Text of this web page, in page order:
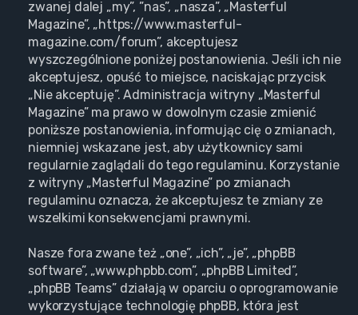
zwanej dalej „my”, ”nas”, „nasza”, „Masterful
Magazine”, „https://www.masterful-
magazine.com/forum”, akceptujesz
wyszczególnione poniżej postanowienia. Jeśli ich nie
akceptujesz, opuść to miejsce, naciskając przycisk
„Nie akceptuję”. Administracja witryny „Masterful
Magazine” ma prawo w dowolnym czasie zmienić
poniższe postanowienia, informując cię o zmianach,
niemniej wskazane jest, aby użytkownicy sami
regularnie zaglądali do tego regulaminu. Korzystanie
z witryny „Masterful Magazine” po zmianach
regulaminu oznacza, że akceptujesz te zmiany ze
wszelkimi konsekwencjami prawnymi.
Nasze fora zwane też „one”, „ich”, „je”, „phpBB
software”, „www.phpbb.com”, „phpBB Limited”,
„phpBB Teams” działają w oparciu o oprogramowanie
wykorzystujące technologię phpBB, która jest